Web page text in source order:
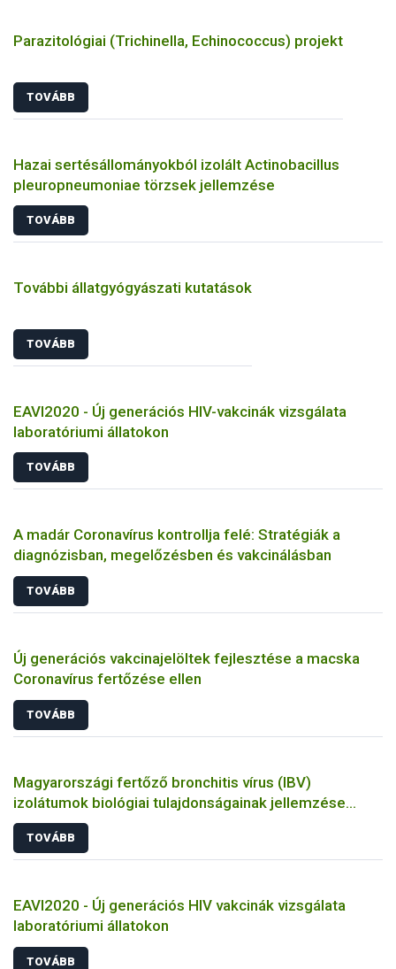
Parazitológiai (Trichinella, Echinococcus) projekt
TOVÁBB
Hazai sertésállományokból izolált Actinobacillus
pleuropneumoniae törzsek jellemzése
TOVÁBB
További állatgyógyászati kutatások
TOVÁBB
EAVI2020 - Új generációs HIV-vakcinák vizsgálata
laboratóriumi állatokon
TOVÁBB
A madár Coronavírus kontrollja felé: Stratégiák a
diagnózisban, megelőzésben és vakcinálásban
TOVÁBB
Új generációs vakcinajelöltek fejlesztése a macska
Coronavírus fertőzése ellen
TOVÁBB
Magyarországi fertőző bronchitis vírus (IBV)
izolátumok biológiai tulajdonságainak jellemzése
állatkísérletes és molekuláris biológiai eszközökkel
TOVÁBB
EAVI2020 - Új generációs HIV vakcinák vizsgálata
laboratóriumi állatokon
TOVÁBB